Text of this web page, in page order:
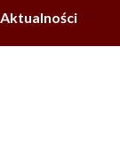
Aktualności